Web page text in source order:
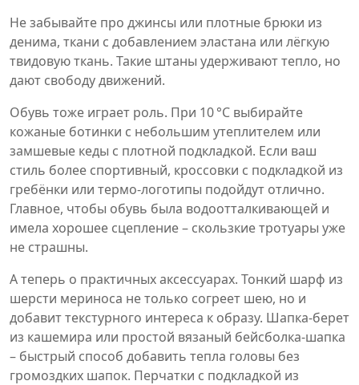
Не забывайте про джинсы или плотные брюки из
денима, ткани с добавлением эластана или лёгкую
твидовую ткань. Такие штаны удерживают тепло, но
дают свободу движений.
Обувь тоже играет роль. При 10 °C выбирайте
кожаные ботинки с небольшим утеплителем или
замшевые кеды с плотной подкладкой. Если ваш
стиль более спортивный, кроссовки с подкладкой из
гребёнки или термо‑логотипы подойдут отлично.
Главное, чтобы обувь была водоотталкивающей и
имела хорошее сцепление – скользкие тротуары уже
не страшны.
А теперь о практичных аксессуарах. Тонкий шарф из
шерсти мериноса не только согреет шею, но и
добавит текстурного интереса к образу. Шапка‑берет
из кашемира или простой вязаный бейсболка‑шапка
– быстрый способ добавить тепла головы без
громоздких шапок. Перчатки с подкладкой из